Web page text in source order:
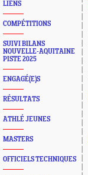
LIENS
COMPÉTITIONS
SUIVI BILANS
NOUVELLE-AQUITAINE
PISTE 2025
ENGAGÉ(E)S
RÉSULTATS
ATHLÉ JEUNES
MASTERS
OFFICIELS TECHNIQUES